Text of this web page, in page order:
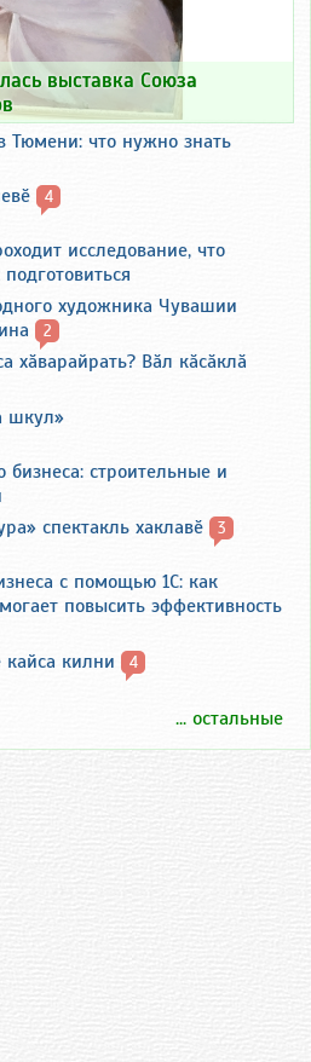
выставка Союза
Тюмени: что нужно знать
4
исследование, что
художника Чувашии
2
хӑварайрать? Вӑл кӑсӑклӑ
шкул»
бизнеса: строительные и
спектакль хаклавӗ
3
с помощью 1С: как
повысить эффективность
кайса килни
4
... остальные